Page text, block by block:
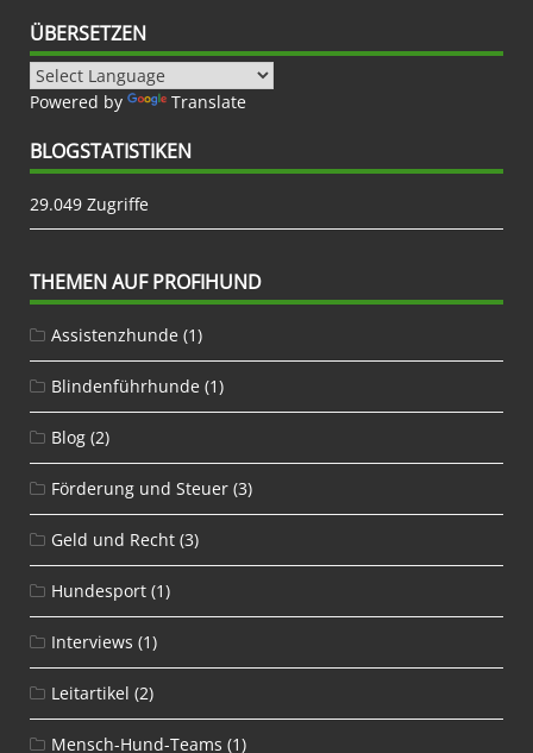
ÜBERSETZEN
Powered by Translate
BLOGSTATISTIKEN
29.049 Zugriffe
THEMEN AUF PROFIHUND
Assistenzhunde (1)
Blindenführhunde (1)
Blog (2)
Förderung und Steuer (3)
Geld und Recht (3)
Hundesport (1)
Interviews (1)
Leitartikel (2)
Mensch-Hund-Teams (1)